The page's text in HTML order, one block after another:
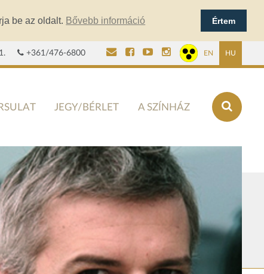
be az oldalt. Bővebb információ Értem
+361/476-6800 EN HU
JEGY/BÉRLET A SZÍNHÁZ